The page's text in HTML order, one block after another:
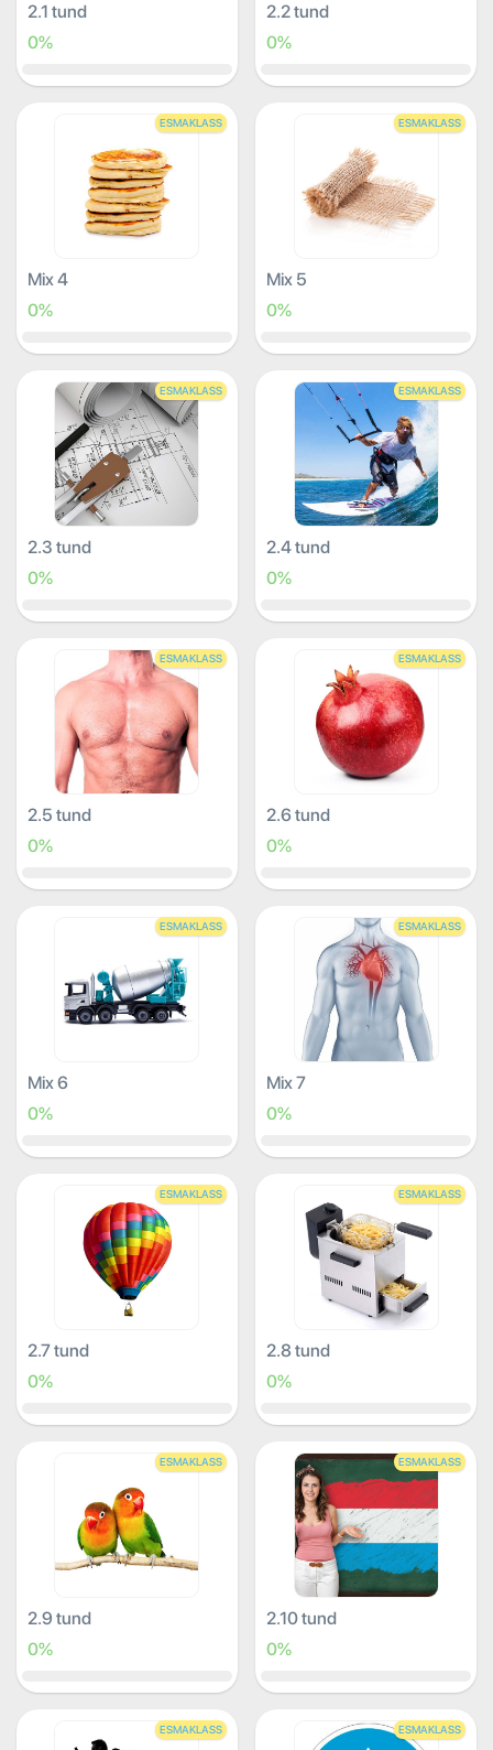
2.1 tund
0%
2.2 tund
0%
ESMAKLASS
Mix 4
0%
ESMAKLASS
Mix 5
0%
ESMAKLASS
2.3 tund
0%
ESMAKLASS
2.4 tund
0%
ESMAKLASS
2.5 tund
0%
ESMAKLASS
2.6 tund
0%
ESMAKLASS
Mix 6
0%
ESMAKLASS
Mix 7
0%
ESMAKLASS
2.7 tund
0%
ESMAKLASS
2.8 tund
0%
ESMAKLASS
2.9 tund
0%
ESMAKLASS
2.10 tund
0%
ESMAKLASS ESMAKLASS